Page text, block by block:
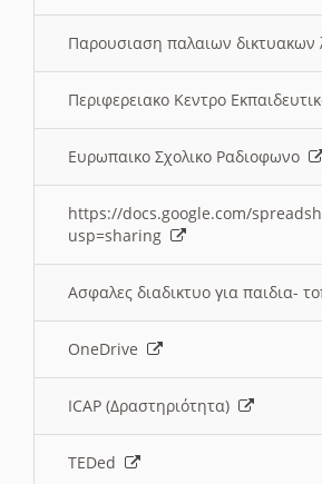
Παρουσιαση παλαιων δικτυακων
Περιφερειακο Κεντρο
Ευρωπαικο Σχολικο Ραδιοφωνο
https://docs.google.com/
usp=sharing
Ασφαλες διαδικτυο για παιδια-
OneDrive
ICAP (Δραστηριότητα)
TEDed